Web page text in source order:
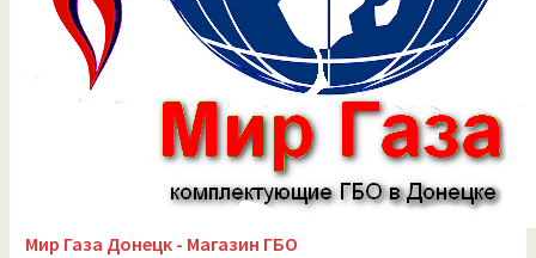
Мир Газа Донецк - Магазин ГБО